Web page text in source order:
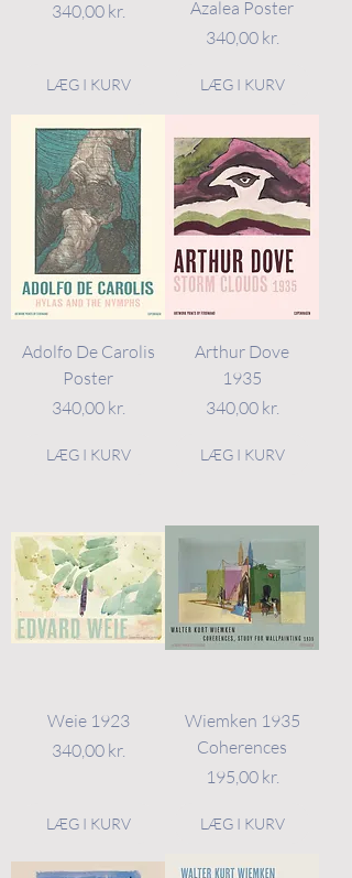
Pris
340,00 kr.
LÆG I KURV
Azalea Poster
Pris
340,00 kr.
LÆG I KURV
Adolfo De Carolis
Poster
Pris
340,00 kr.
LÆG I KURV
Arthur Dove
1935
Pris
340,00 kr.
LÆG I KURV
Weie 1923
Pris
340,00 kr.
LÆG I KURV
Wiemken 1935
Coherences
Pris
195,00 kr.
LÆG I KURV